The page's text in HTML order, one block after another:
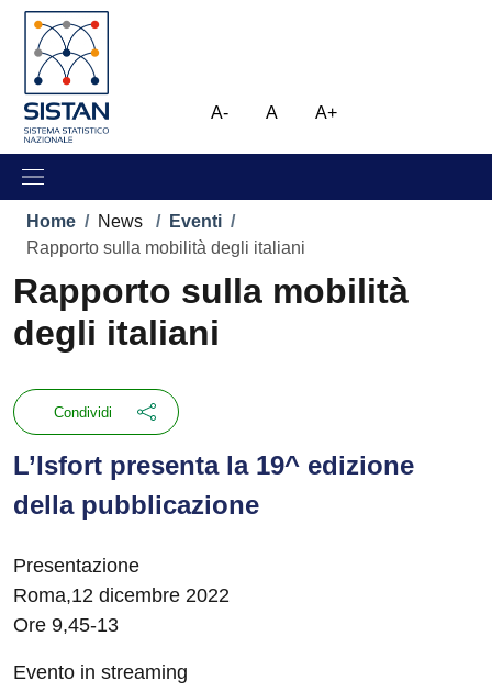
al contenuto principale
to footer content
Immagine
A- A A+
Briciole di pane
Home / News / Eventi /
Rapporto sulla mobilità degli italiani
Rapporto sulla mobilità
degli italiani
Condividi
L’Isfort presenta la 19^ edizione
della pubblicazione
Presentazione
Roma,12 dicembre 2022
Ore 9,45-13
Evento in streaming